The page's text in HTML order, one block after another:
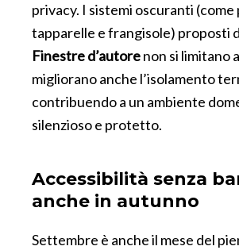
privacy. I sistemi oscuranti (come
tapparelle e frangisole) proposti
Finestre d’autorenon si limitano
migliorano anche l’isolamento
contribuendo a un ambiente
silenzioso e protetto.
Accessibilità senza
anche in autunno
Settembre è anche il mese del